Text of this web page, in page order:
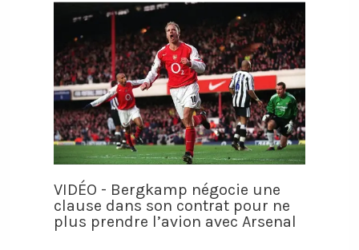
VIDÉO - Bergkamp négocie une
clause dans son contrat pour ne
plus prendre l’avion avec Arsenal